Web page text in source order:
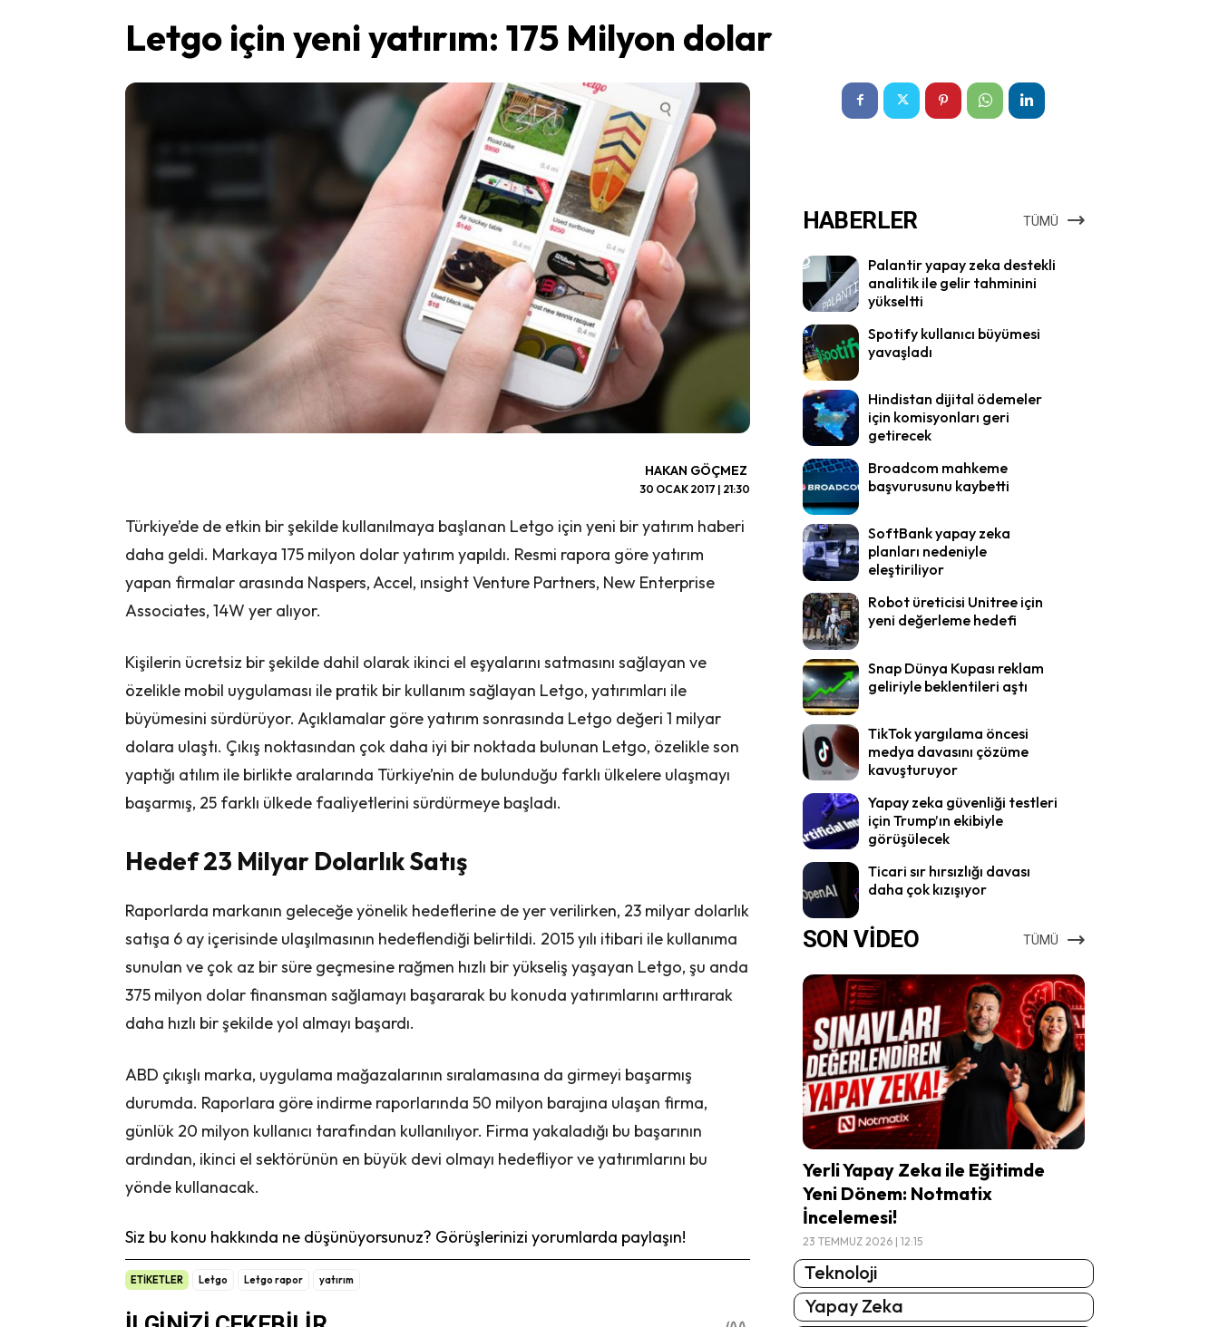
Letgo için yeni yatırım: 175 Milyon dolar
HAKAN GÖÇMEZ
30 OCAK 2017 | 21:30
Türkiye’de de etkin bir şekilde kullanılmaya başlanan Letgo için yeni bir yatırım haberi
daha geldi. Markaya 175 milyon dolar yatırım yapıldı. Resmi rapora göre yatırım
yapan firmalar arasında Naspers, Accel, ınsight Venture Partners, New Enterprise
Associates, 14W yer alıyor.
Kişilerin ücretsiz bir şekilde dahil olarak ikinci el eşyalarını satmasını sağlayan ve
özelikle mobil uygulaması ile pratik bir kullanım sağlayan Letgo, yatırımları ile
büyümesini sürdürüyor. Açıklamalar göre yatırım sonrasında Letgo değeri 1 milyar
dolara ulaştı. Çıkış noktasından çok daha iyi bir noktada bulunan Letgo, özelikle son
yaptığı atılım ile birlikte aralarında Türkiye’nin de bulunduğu farklı ülkelere ulaşmayı
başarmış, 25 farklı ülkede faaliyetlerini sürdürmeye başladı.
Hedef 23 Milyar Dolarlık Satış
Raporlarda markanın geleceğe yönelik hedeflerine de yer verilirken, 23 milyar dolarlık
satışa 6 ay içerisinde ulaşılmasının hedeflendiği belirtildi. 2015 yılı itibari ile kullanıma
sunulan ve çok az bir süre geçmesine rağmen hızlı bir yükseliş yaşayan Letgo, şu anda
375 milyon dolar finansman sağlamayı başararak bu konuda yatırımlarını arttırarak
daha hızlı bir şekilde yol almayı başardı.
ABD çıkışlı marka, uygulama mağazalarının sıralamasına da girmeyi başarmış
durumda. Raporlara göre indirme raporlarında 50 milyon barajına ulaşan firma,
günlük 20 milyon kullanıcı tarafından kullanılıyor. Firma yakaladığı bu başarının
ardından, ikinci el sektörünün en büyük devi olmayı hedefliyor ve yatırımlarını bu
yönde kullanacak.
Siz bu konu hakkında ne düşünüyorsunuz? Görüşlerinizi yorumlarda paylaşın!
ETİKETLER Letgo Letgo rapor yatırım
HABERLER TÜMÜ
Palantir yapay zeka destekli
analitik ile gelir tahminini
yükseltti
Spotify kullanıcı büyümesi
yavaşladı
Hindistan dijital ödemeler
için komisyonları geri
getirecek
Broadcom mahkeme
başvurusunu kaybetti
SoftBank yapay zeka
planları nedeniyle
eleştiriliyor
Robot üreticisi Unitree için
yeni değerleme hedefi
Snap Dünya Kupası reklam
geliriyle beklentileri aştı
TikTok yargılama öncesi
medya davasını çözüme
kavuşturuyor
Yapay zeka güvenliği testleri
için Trump’ın ekibiyle
görüşülecek
Ticari sır hırsızlığı davası
daha çok kızışıyor
SON VİDEO TÜMÜ
Yerli Yapay Zeka ile Eğitimde
Yeni Dönem: Notmatix
İncelemesi!
23 TEMMUZ 2026 | 12:15
Teknoloji
Yapay Zeka